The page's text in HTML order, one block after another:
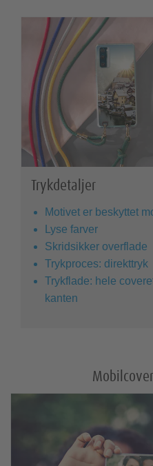
Trykdetaljer
Motivet er beskyttet
Lyse farver
Skridsikker overflade
Trykproces: direkttryk
Trykflade: hele
kanten